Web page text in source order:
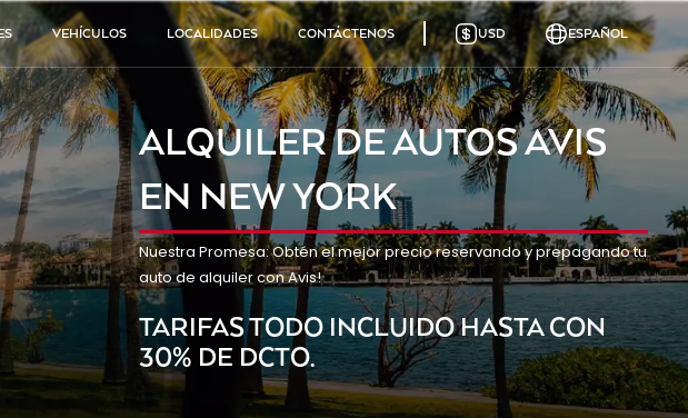
VEHÍCULOS LOCALIDADES CONTÁCTENOS USD ESPAÑOL
ALQUILER DE AUTOS AVIS
EN NEW YORK
Nuestra Promesa: Obtén el mejor precio reservando y prepagando tu
auto de alquiler con Avis!
TARIFAS TODO INCLUIDO HASTA CON
30% DE DCTO.